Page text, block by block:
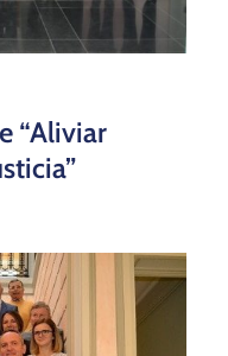
“aliviar